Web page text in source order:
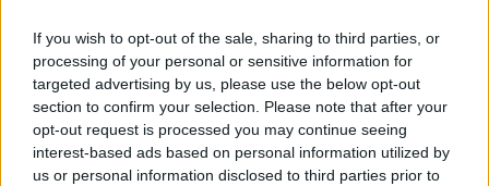
If you wish to opt-out of the sale, sharing to third parties, or
processing of your personal or sensitive information for
targeted advertising by us, please use the below opt-out
section to confirm your selection. Please note that after your
opt-out request is processed you may continue seeing
interest-based ads based on personal information utilized by
us or personal information disclosed to third parties prior to
természetes szempillák elvesztését
is okozhatja az, ha allergiás